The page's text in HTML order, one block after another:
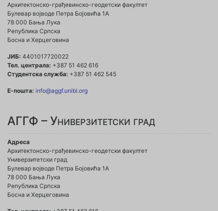
Архитектонско-грађевинско-геодетски факултет
Булевар војводе Петра Бојовића 1A
78 000 Бања Лука
Република Српска
Босна и Херцеговина
ЈИБ: 4401017720022
Тел. централа: +387 51 462 616
Студентска служба: +387 51 462 545
Е-пошта: info@aggf.unibl.org
АГГФ – Универзитетски град
Адреса
Архитектонско-грађевинско-геодетски факултет
Универзитетски град
Булевар војводе Петра Бојовића 1A
78 000 Бања Лука
Република Српска
Босна и Херцеговина